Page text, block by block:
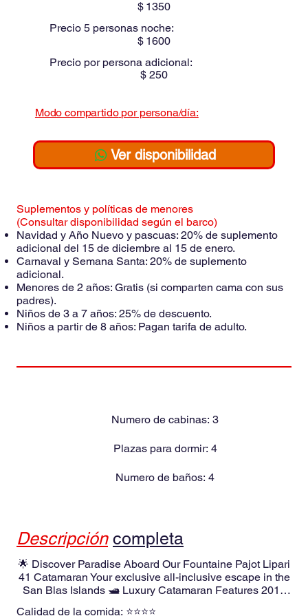
$ 1350
Precio 5 personas noche:
$ 1600
Precio por persona adicional:
$250
Modo compartido por persona/día:
Ver disponibilidad
Suplementos y políticas de menores
(Consultar disponibilidad según el barco)
Navidad y Año Nuevo y pascuas: 20% de suplemento
adicional del 15 de diciembre al 15 de enero.
Carnaval y Semana Santa: 20% de suplemento
adicional.
Menores de 2 años: Gratis (si comparten cama con sus
padres).
Niños de 3 a 7 años: 25% de descuento.
Niños a partir de 8 años: Pagan tarifa de adulto.
Numero de cabinas:3
Plazas para dormir: 4
Numero de baños:4
Descripción completa
🌟 Discover Paradise Aboard Our Fountaine Pajot Lipari
41 Catamaran Your exclusive all-inclusive escape in the
San Blas Islands 🛥️ Luxury Catamaran Features 2010
Calidad de la comida: ⭐⭐⭐⭐